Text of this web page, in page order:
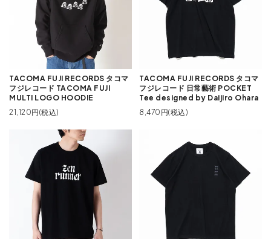
TACOMA FUJI RECORDS タコマ
フジレコード TACOMA FUJI
MULTI LOGO HOODIE
21,120円(税込)
TACOMA FUJI RECORDS タコマ
フジレコード 日常藝術 POCKET
Tee designed by Daijiro Ohara
8,470円(税込)